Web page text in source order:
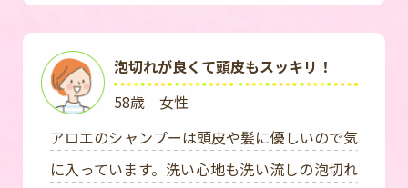
泡切れが良くて頭皮もスッキリ！
58歳 女性
アロエのシャンプーは頭皮や髪に優しいので気
に入っています。洗い心地も洗い流しの泡切れ